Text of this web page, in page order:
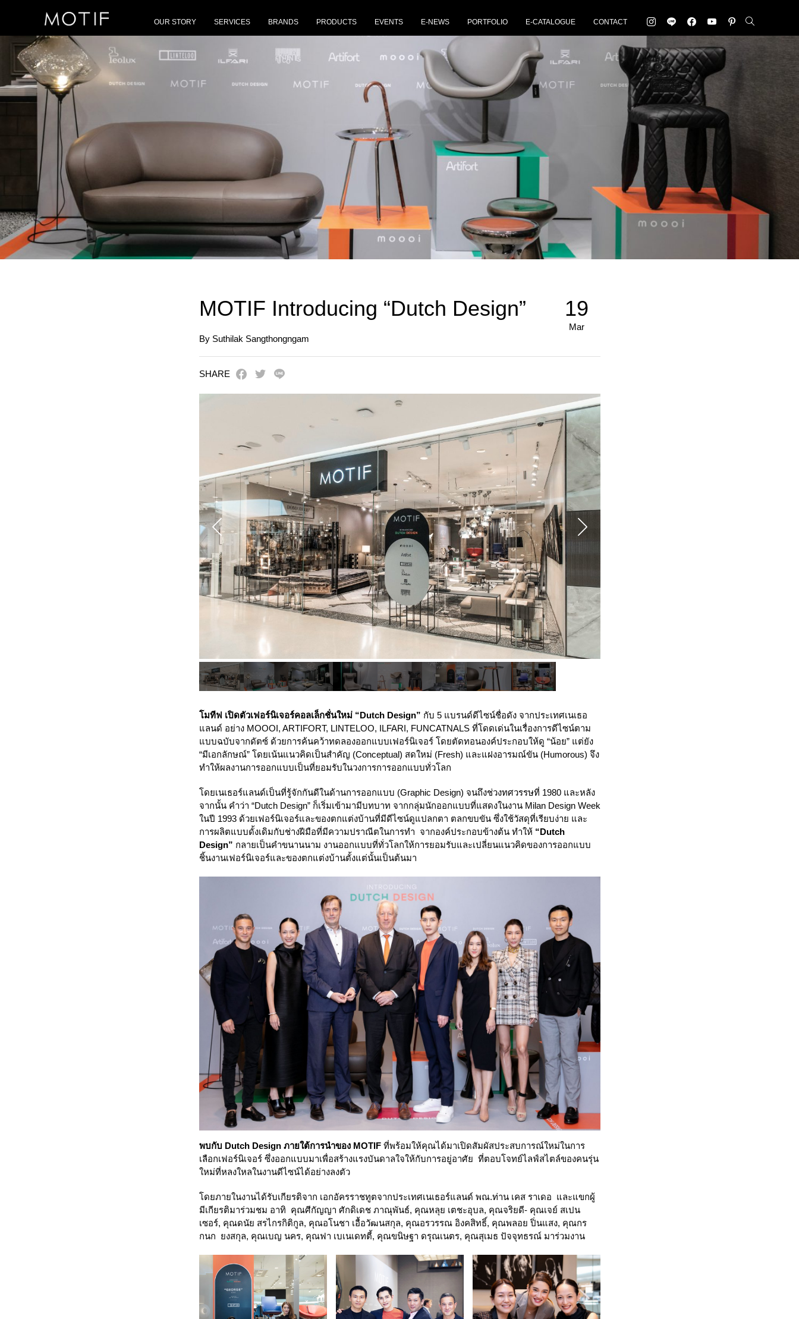
OUR STORY SERVICES BRANDS PRODUCTS EVENTS E-NEWS PORTFOLIO E-CATALOGUE CONTACT
MOTIF Introducing “Dutch Design” 19
Mar
By Suthilak Sangthongngam
SHARE
โมทีฟ เปิดตัวเฟอร์นิเจอร์คอลเล็กชั่นใหม่ “Dutch Design” กับ 5 แบรนด์ดีไซน์ชื่อดัง จากประเทศเนเธอ
แลนด์ อย่าง MOOOI, ARTIFORT, LINTELOO, ILFARI, FUNCATNALS ที่โดดเด่นในเรื่องการดีไซน์ตาม
แบบฉบับจากดัตซ์ ด้วยการค้นคว้าทดลองออกแบบเฟอร์นิเจอร์ โดยตัดทอนองค์ประกอบให้ดู “น้อย” แต่ยัง
“มีเอกลักษณ์” โดยเน้นแนวคิดเป็นสำคัญ (Conceptual) สดใหม่ (Fresh) และแฝงอารมณ์ขัน (Humorous) จึง
ทำให้ผลงานการออกแบบเป็นที่ยอมรับในวงการการออกแบบทั่วโลก
โดยเนเธอร์แลนด์เป็นที่รู้จักกันดีในด้านการออกแบบ (Graphic Design) จนถึงช่วงทศวรรษที่ 1980 และหลัง
จากนั้น คำว่า “Dutch Design” ก็เริ่มเข้ามามีบทบาท จากกลุ่มนักออกแบบที่แสดงในงาน Milan Design Week
ในปี 1993 ด้วยเฟอร์นิเจอร์และของตกแต่งบ้านที่มีดีไซน์ดูแปลกตา ตลกขบขัน ซึ่งใช้วัสดุที่เรียบง่าย และ
การผลิตแบบดั้งเดิมกับช่างฝีมือที่มีความปราณีตในการทำ จากองค์ประกอบข้างต้น ทำให้ “Dutch
Design” กลายเป็นคำขนานนาม งานออกแบบที่ทั่วโลกให้การยอมรับและเปลี่ยนแนวคิดของการออกแบบ
ชิ้นงานเฟอร์นิเจอร์และของตกแต่งบ้านตั้งแต่นั้นเป็นต้นมา
พบกับ Dutch Design ภายใต้การนำของ MOTIF ที่พร้อมให้คุณได้มาเปิดสัมผัสประสบการณ์ใหม่ในการ
เลือกเฟอร์นิเจอร์ ซึ่งออกแบบมาเพื่อสร้างแรงบันดาลใจให้กับการอยู่อาศัย ที่ตอบโจทย์ไลฟ์สไตล์ของคนรุ่น
ใหม่ที่หลงใหลในงานดีไซน์ได้อย่างลงตัว
โดยภายในงานได้รับเกียรติจาก เอกอัครราชทูตจากประเทศเนเธอร์แลนด์ พณ.ท่าน เคส ราเดอ และแขกผู้
มีเกียรติมาร่วมชม อาทิ คุณศีกัญญา ศักดิเดช ภาณุพันธ์, คุณหลุย เตชะอุบล, คุณจริยดี- คุณเจย์ สเปน
เซอร์, คุณดนัย สรไกรกิติกูล, คุณอโนชา เอื้อวัฒนสกุล, คุณอรวรรณ อิงคสิทธิ์, คุณพลอย ปิ่นแสง, คุณกร
กนก ยงสกุล, คุณเบญ นคร, คุณฟา เบเนเดทตี้, คุณขนิษฐา ดรุณเนตร, คุณสุเมธ ปัจจุทธรณ์ มาร่วมงาน